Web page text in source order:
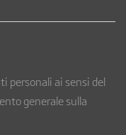
personali ai sensi del
generale sulla